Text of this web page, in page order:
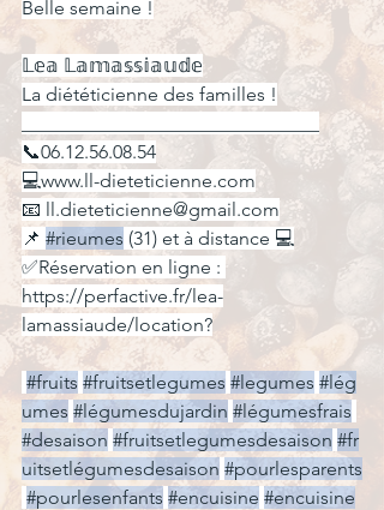
Belle semaine !
𝕃𝕖𝕒 𝕃𝕒𝕞𝕒𝕤𝕤𝕚𝕒𝕦𝕕𝕖
La diététicienne des familles !
📞06.12.56.08.54
💻www.ll-dieteticienne.com
📧 ll.dieteticienne@gmail.com
📌 #rieumes (31) et à distance 💻
✅Réservation en ligne :
https://perfactive.fr/lea-
lamassiaude/location?
#fruits #fruitsetlegumes #legumes #lég
umes #légumesdujardin #légumesfrais
#desaison #fruitsetlegumesdesaison #fr
uitsetlégumesdesaison #pourlesparents
#pourlesenfants #encuisine #encuisine